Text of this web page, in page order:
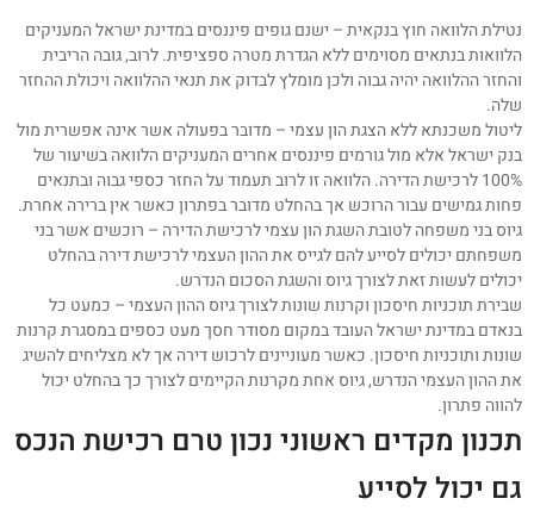
נטילת הלוואה חוץ בנקאית – ישנם גופים פיננסים במדינת ישראל המעניקים
הלוואות בנתאים מסוימים ללא הגדרת מטרה ספציפית. לרוב, גובה הריבית
והחזר ההלוואה יהיה גבוה ולכן מומלץ לבדוק את תנאי ההלוואה ויכולת ההחזר
שלה.
ליטול משכנתא ללא הצגת הון עצמי – מדובר בפעולה אשר אינה אפשרית מול
בנק ישראל אלא מול גורמים פיננסים אחרים המעניקים הלוואה בשיעור של
100% לרכישת הדירה. הלוואה זו לרוב תעמוד על החזר כספי גבוה ובתנאים
פחות גמישים עבור הרוכש אך בהחלט מדובר בפתרון כאשר אין ברירה אחרת.
גיוס בני משפחה לטובת השגת הון עצמי לרכישת הדירה – רוכשים אשר בני
משפחתם יכולים לסייע להם לגייס את ההון העצמי לרכישת דירה בהחלט
יכולים לעשות זאת לצורך גיוס והשגת הסכום הנדרש.
שבירת תוכניות חיסכון וקרנות שונות לצורך גיוס ההון העצמי – כמעט כל
בנאדם במדינת ישראל העובד במקום מסודר חסך מעט כספים במסגרת קרנות
שונות ותוכניות חיסכון. כאשר מעוניינים לרכוש דירה אך לא מצליחים להשיג
את ההון העצמי הנדרש, גיוס אחת מקרנות הקיימים לצורך כך בהחלט יכול
להווה פתרון.
תכנון מקדים ראשוני נכון טרם רכישת הנכס
גם יכול לסייע